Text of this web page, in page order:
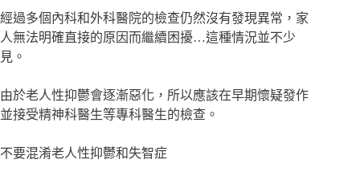
經過多個內科和外科醫院的檢查仍然沒有發現異常，家
人無法明確直接的原因而繼續困擾…這種情況並不少
見。
由於老人性抑鬱會逐漸惡化，所以應該在早期懷疑發作
並接受精神科醫生等專科醫生的檢查。
不要混淆老人性抑鬱和失智症